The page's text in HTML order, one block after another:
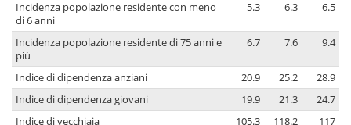
Incidenza popolazione residente con meno
di 6 anni
5.3 6.3 6.5
Incidenza popolazione residente di 75 anni e
più
6.7 7.6 9.4
Indice di dipendenza anziani 20.9 25.2
28.9
Indice di dipendenza giovani
19.9 21.3
24.7
Indice di vecchiaia
105.3 118.2
117